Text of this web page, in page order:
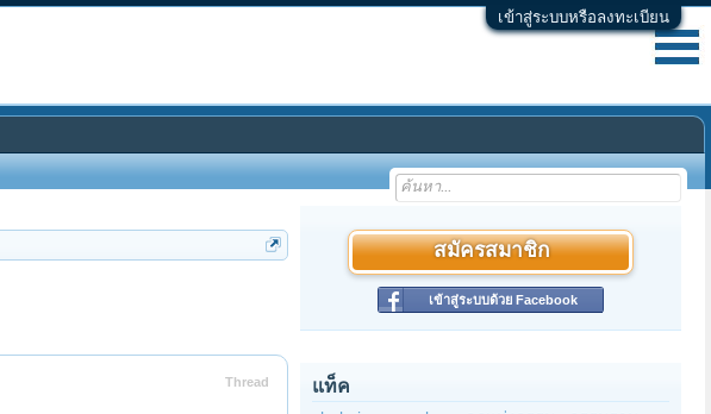
เข้าสู่ระบบหรือลงทะเบียน
Thread
สมัครสมาชิก
เข้าสู่ระบบด้วย Facebook
แท็ค